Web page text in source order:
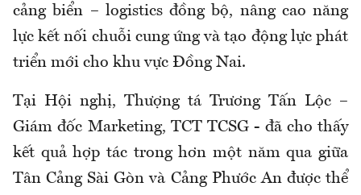
cảng biển – logistics đồng bộ, nâng cao năng
lực kết nối chuỗi cung ứng và tạo động lực phát
triển mới cho khu vực Đồng Nai.
Tại Hội nghị, Thượng tá Trương Tấn Lộc –
Giám đốc Marketing, TCT TCSG - đã cho thấy
kết quả hợp tác trong hơn một năm qua giữa
Tân Cảng Sài Gòn và Cảng Phước An được thể